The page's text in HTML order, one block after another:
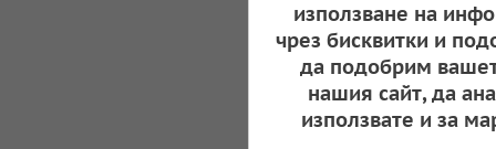
използване на
чрез бисквитки и
да подобрим
нашия сайт, да
използвате и за